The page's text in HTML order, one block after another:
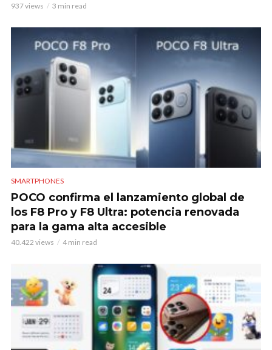
937 views 3 min read
SMARTPHONES
POCO confirma el lanzamiento global de
los F8 Pro y F8 Ultra: potencia renovada
para la gama alta accesible
40.422 views 4 min read